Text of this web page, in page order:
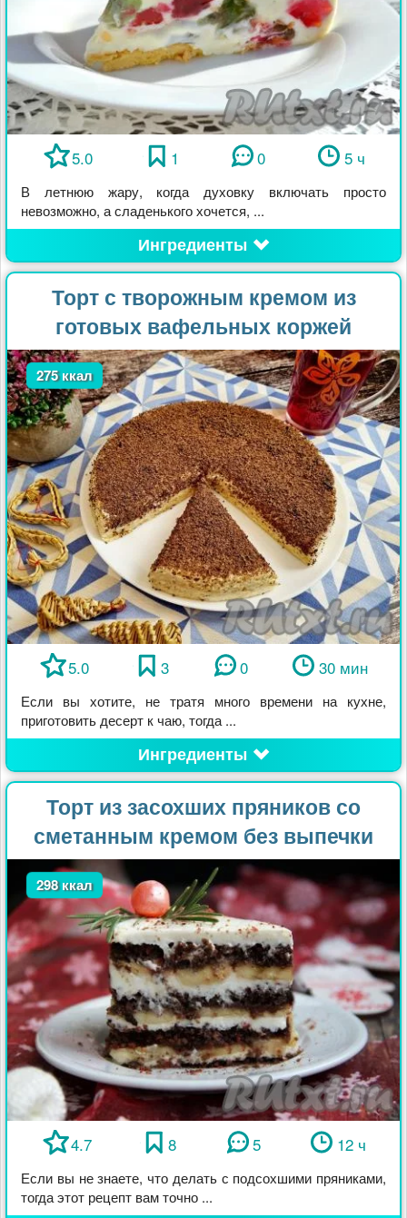
5.0 1 0 5 ч
В летнюю жару, когда духовку включать просто
невозможно, а сладенького хочется, ...
Ингредиенты
Торт с творожным кремом из
готовых вафельных коржей
275 ккал
5.0 3 0 30 мин
Если вы хотите, не тратя много времени на кухне,
приготовить десерт к чаю, тогда ...
Ингредиенты
Торт из засохших пряников со
сметанным кремом без выпечки
298 ккал
4.7 8 5 12 ч
Если вы не знаете, что делать с подсохшими пряниками,
тогда этот рецепт вам точно ...